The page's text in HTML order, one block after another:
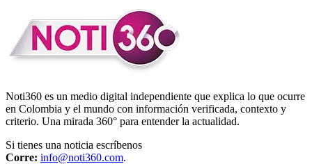
Noti360 es un medio digital independiente que explica lo que ocurre
en Colombia y el mundo con información verificada, contexto y
criterio. Una mirada 360° para entender la actualidad.
Si tienes una noticia escríbenos
Corre: info@noti360.com.